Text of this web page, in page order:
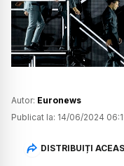
Autor: Euronews
Publicat la: 14/06/2024
DISTRIBUIȚI